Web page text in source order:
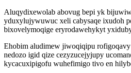
Aluqydixewolab abovug bepi yk
yduxylujywuwuc xeli cabysaqe ixudoh
bixovelymoqige eryrodawehykyt
Ehobim aludimew jiwoqiqipu
nedozo igid qize cezyzucejyjupy
kycacuxipigofu wuhefimigo tivo en